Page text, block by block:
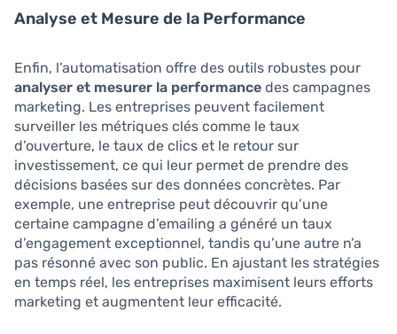
Analyse et Mesure de la Performance
Enfin, l’automatisation offre des outils robustes pour
analyser et mesurer la performance des campagnes
marketing. Les entreprises peuvent facilement
surveiller les métriques clés comme le taux
d’ouverture, le taux de clics et le retour sur
investissement, ce qui leur permet de prendre des
décisions basées sur des données concrètes. Par
exemple, une entreprise peut découvrir qu’une
certaine campagne d’emailing a généré un taux
d’engagement exceptionnel, tandis qu’une autre n’a
pas résonné avec son public. En ajustant les stratégies
en temps réel, les entreprises maximisent leurs efforts
marketing et augmentent leur efficacité.